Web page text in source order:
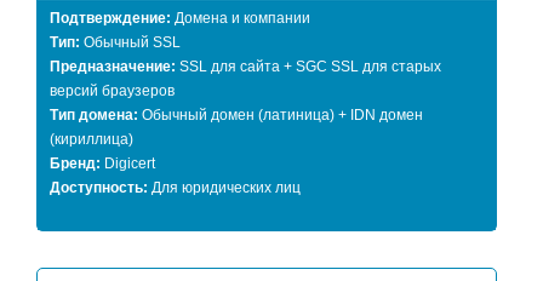
Подтверждение: Домена и компании
Тип: Обычный SSL
Предназначение: SSL для сайта + SGC SSL для старых
версий браузеров
Тип домена: Обычный домен (латиница) + IDN домен
(кириллица)
Бренд: Digicert
Доступность: Для юридических лиц